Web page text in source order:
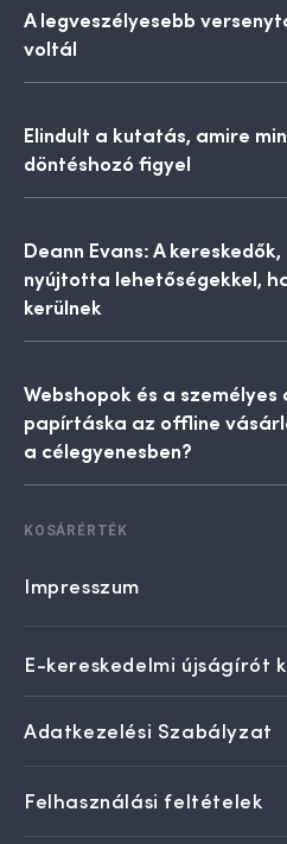
A legveszélyesebb
voltál
Elindult a kutatás, amire
döntéshozó figyel
Deann Evans: A
nyújtotta lehetőségekkel,
kerülnek
Webshopok és a
papírtáska az offline
a célegyenesben?
KOSÁRÉRTÉK
Impresszum
E-kereskedelmi újságírót
Adatkezelési Szabályzat
Felhasználási feltételek